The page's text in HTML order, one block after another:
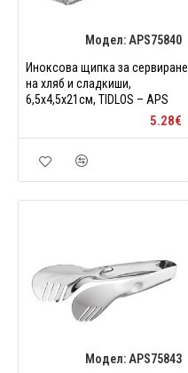
Модел: APS75840
Иноксова щипка за сервиране
на хляб и сладкиши,
6,5x4,5x21см, TIDLOS – APS
5.28€
Модел: APS75843